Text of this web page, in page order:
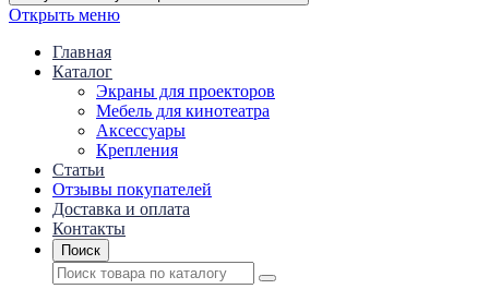
Открыть меню
Главная
Каталог
Экраны для проекторов
Mебель для кинотеатра
Аксессуары
Крепления
Статьи
Отзывы покупателей
Доставка и оплата
Контакты
Поиск